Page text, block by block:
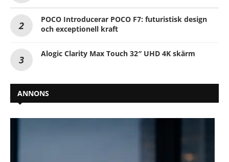
POCO Introducerar POCO F7: futuristisk design
och exceptionell kraft
Alogic Clarity Max Touch 32″ UHD 4K skärm
ANNONS